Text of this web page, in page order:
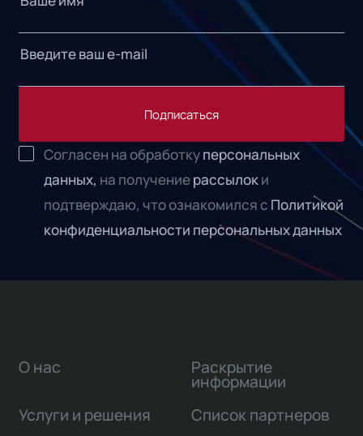
Подписаться
Согласен на обработкуперсональных
данных, на получениерассылоки
подтверждаю, что ознакомился с Политикой
конфиденциальности персональных данных
О нас
Услуги и решения
Раскрытие
информации
Список партнеров